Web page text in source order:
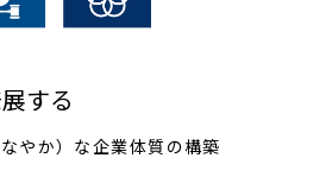
する
やか）な企業体質の構築